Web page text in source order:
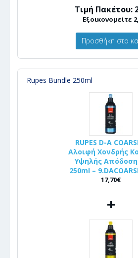
Τιμή Πακέτου:
Εξοικονομείτε
Προσθήκη στο
Rupes Bundle 250ml
RUPES D-A
Αλοιφή Χονδρής
Υψηλής
250ml –
17,70€
+